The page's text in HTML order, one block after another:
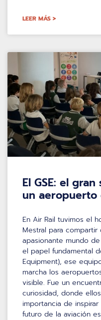
LEER MÁS >
El GSE: el
un
En Air Rail tuvimos el
Mestral para
apasionante mundo
el papel fundamental
Equipment), ese
marcha los
visible. Fue un
curiosidad, donde
importancia de inspirar
futuro de la aviación